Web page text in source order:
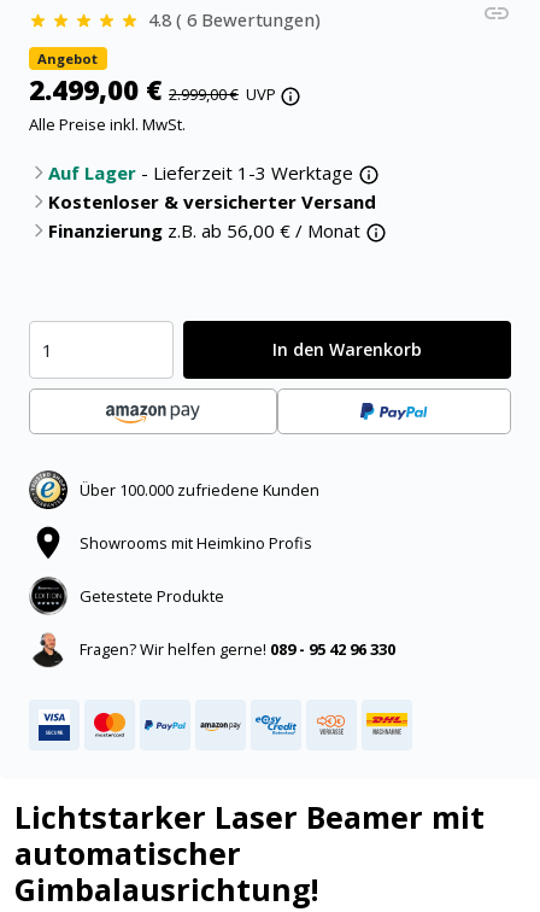
4.8 ( 6 Bewertungen)
Angebot
2.499,00 € 2.999,00 € UVP
Alle Preise inkl. MwSt.
Auf Lager - Lieferzeit 1-3 Werktage
Kostenloser & versicherter Versand
Finanzierung z.B. ab 56,00 € / Monat
In den Warenkorb
Über 100.000 zufriedene Kunden
Showrooms mit Heimkino Profis
Getestete Produkte
Fragen? Wir helfen gerne! 089 - 95 42 96 330
Lichtstarker Laser Beamer mit
automatischer
Gimbalausrichtung!